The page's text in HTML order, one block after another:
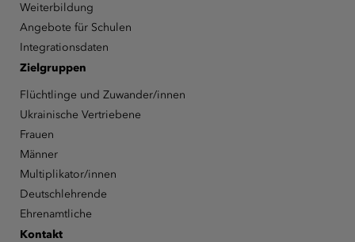
Weiterbildung
Angebote für Schulen
Integrationsdaten
Zielgruppen
Flüchtlinge und Zuwander/innen
Ukrainische Vertriebene
Frauen
Männer
Multiplikator/innen
Deutschlehrende
Ehrenamtliche
Kontakt